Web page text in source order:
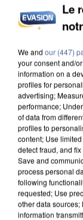
INTERPELLÉ
Le
We and our (447)
your consent and/
information on a
profiles for
advertising;
performance;
of data from
profiles to
content; Use
detect fraud, and
Save and
process personal
following
requested; Use
other data sources;
information